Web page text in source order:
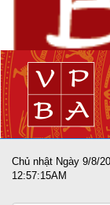
Chủ nhật Ngày 9/8/
12:57:16AM
vượt sóng gió